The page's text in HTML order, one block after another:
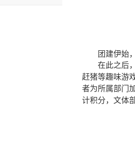
团建伊始
在此之后
赶猪等趣味游
者为所属部门
计积分，文体